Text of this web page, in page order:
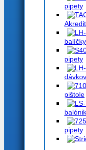
pipety
pipety
pištole
pipety